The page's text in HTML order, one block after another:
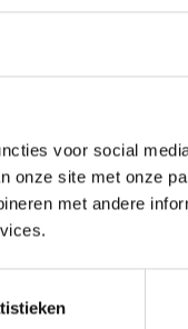
voor social
onze site met onze
met andere
excl. BTW
Toevoegen aan